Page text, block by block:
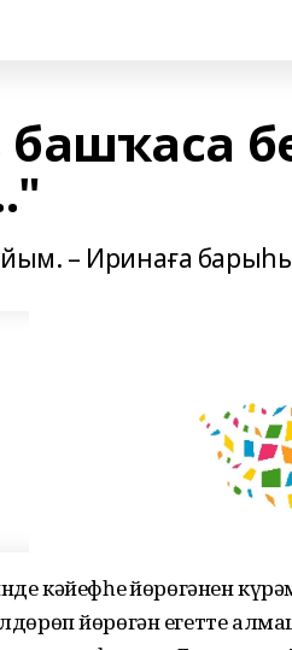
– Иринаға
кәйефһеҙ йөрөгәнен
йөрөгән егетте